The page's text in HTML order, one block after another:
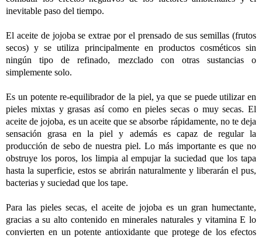
inevitable paso del tiempo.
El aceite de jojoba se extrae por el prensado de sus semillas (frutos
secos) y se utiliza principalmente en productos cosméticos sin
ningún tipo de refinado, mezclado con otras sustancias o
simplemente solo.
Es un potente re-equilibrador de la piel, ya que se puede utilizar en
pieles mixtas y grasas así como en pieles secas o muy secas. El
aceite de jojoba, es un aceite que se absorbe rápidamente, no te deja
sensación grasa en la piel y además es capaz de regular la
producción de sebo de nuestra piel. Lo más importante es que no
obstruye los poros, los limpia al empujar la suciedad que los tapa
hasta la superficie, estos se abrirán naturalmente y liberarán el pus,
bacterias y suciedad que los tape.
Para las pieles secas, el aceite de jojoba es un gran humectante,
gracias a su alto contenido en minerales naturales y vitamina E lo
convierten en un potente antioxidante que protege de los efectos